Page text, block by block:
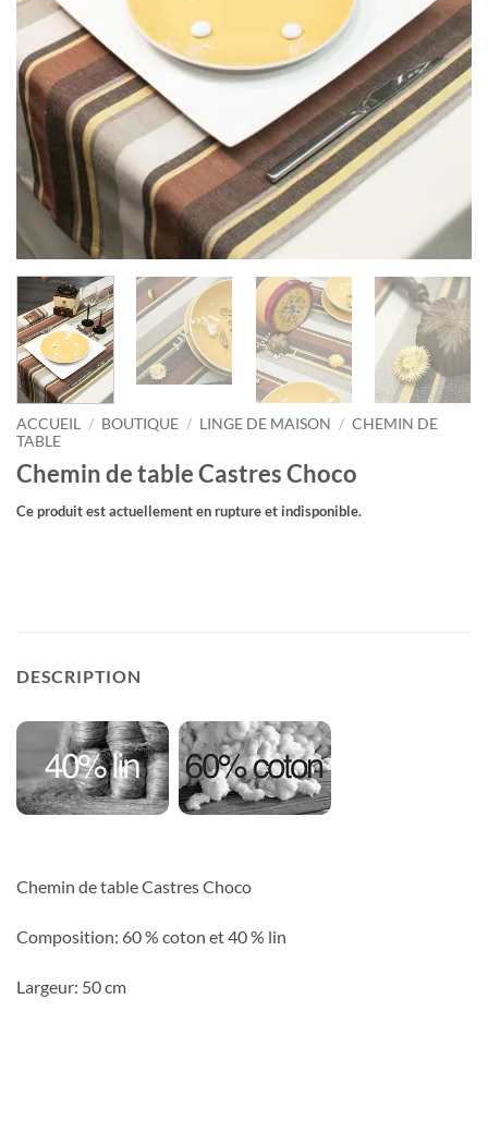
ACCUEIL / BOUTIQUE / LINGE DE MAISON / CHEMIN DE
TABLE
Chemin de table Castres Choco
Ce produit est actuellement en rupture et indisponible.
DESCRIPTION
Chemin de table Castres Choco
Composition: 60 % coton et 40 % lin
Largeur: 50 cm